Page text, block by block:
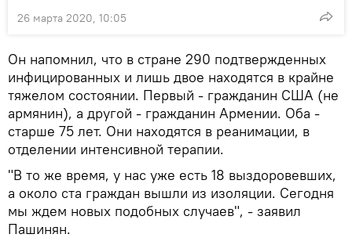
26 марта 2020, 10:05
Он напомнил, что в стране 290 подтвержденных
инфицированных и лишь двое находятся в крайне
тяжелом состоянии. Первый - гражданин США (не
армянин), а другой - гражданин Армении. Оба -
старше 75 лет. Они находятся в реанимации, в
отделении интенсивной терапии.
"В то же время, у нас уже есть 18 выздоровевших,
а около ста граждан вышли из изоляции. Сегодня
мы ждем новых подобных случаев", - заявил
Пашинян.